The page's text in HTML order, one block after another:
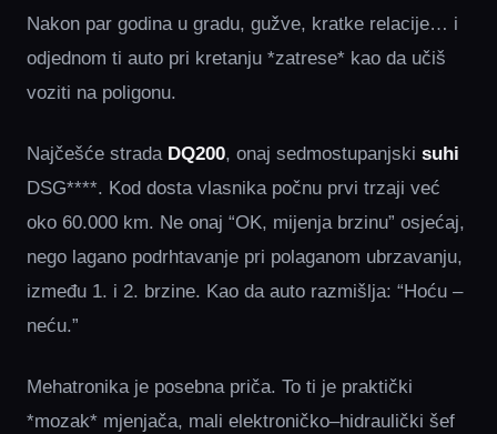
Nakon par godina u gradu, gužve, kratke relacije… i
odjednom ti auto pri kretanju *zatrese* kao da učiš
voziti na poligonu.
Najčešće strada DQ200, onaj sedmostupanjski suhi
DSG****. Kod dosta vlasnika počnu prvi trzaji već
oko 60.000 km. Ne onaj “OK, mijenja brzinu” osjećaj,
nego lagano podrhtavanje pri polaganom ubrzavanju,
između 1. i 2. brzine. Kao da auto razmišlja: “Hoću –
neću.”
Mehatronika je posebna priča. To ti je praktički
*mozak* mjenjača, mali elektroničko–hidraulički šef